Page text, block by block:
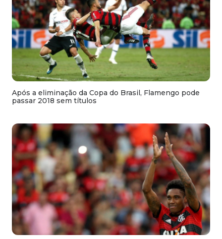
Após a eliminação da Copa do Brasil, Flamengo pode
passar 2018 sem títulos